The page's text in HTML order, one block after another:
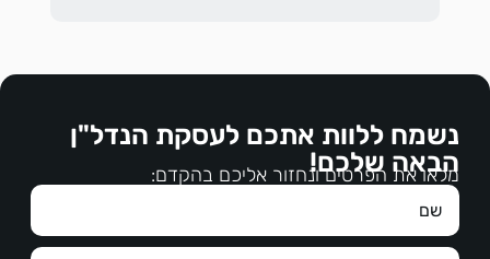
נשמח ללוות אתכם לעסקת הנדל"ן
הבאה שלכם!
מלאו את הפרטים ונחזור אליכם בהקדם: